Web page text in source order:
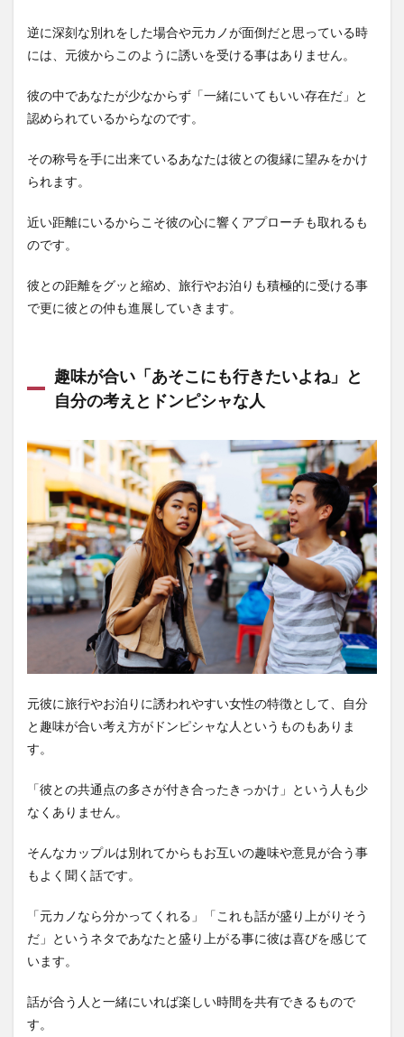
逆に深刻な別れをした場合や元カノが面倒だと思っている時
には、元彼からこのように誘いを受ける事はありません。
彼の中であなたが少なからず「一緒にいてもいい存在だ」と
認められているからなのです。
その称号を手に出来ているあなたは彼との復縁に望みをかけ
られます。
近い距離にいるからこそ彼の心に響くアプローチも取れるも
のです。
彼との距離をグッと縮め、旅行やお泊りも積極的に受ける事
で更に彼との仲も進展していきます。
趣味が合い「あそこにも行きたいよね」と
自分の考えとドンピシャな人
元彼に旅行やお泊りに誘われやすい女性の特徴として、自分
と趣味が合い考え方がドンピシャな人というものもありま
す。
「彼との共通点の多さが付き合ったきっかけ」という人も少
なくありません。
そんなカップルは別れてからもお互いの趣味や意見が合う事
もよく聞く話です。
「元カノなら分かってくれる」「これも話が盛り上がりそう
だ」というネタであなたと盛り上がる事に彼は喜びを感じて
います。
話が合う人と一緒にいれば楽しい時間を共有できるもので
す。